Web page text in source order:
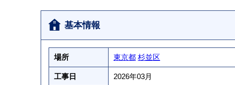
基本情報
場所 東京都 杉並区
工事日 2026年03月